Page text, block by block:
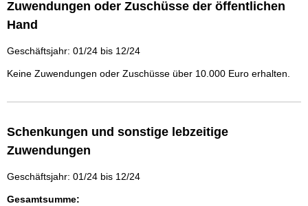
Zuwendungen oder Zuschüsse der öffentlichen
Hand
Geschäftsjahr: 01/24 bis 12/24
Keine Zuwendungen oder Zuschüsse über 10.000 Euro erhalten.
Schenkungen und sonstige lebzeitige
Zuwendungen
Geschäftsjahr: 01/24 bis 12/24
Gesamtsumme: